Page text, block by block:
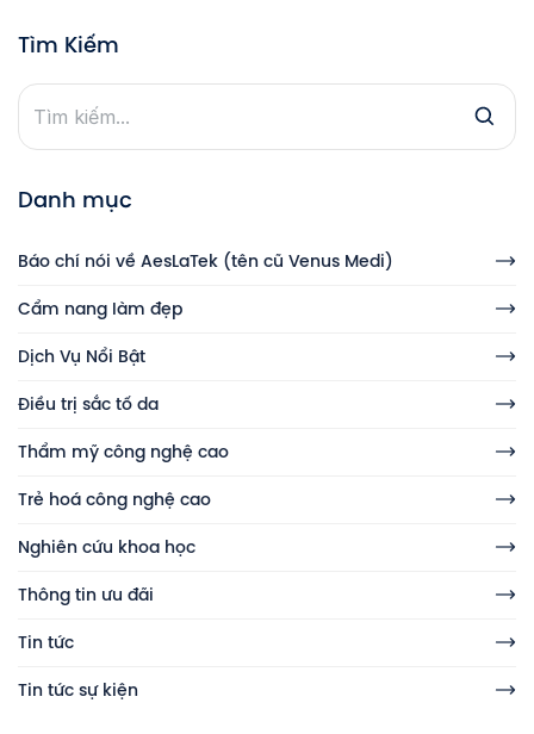
Tìm Kiếm
Danh mục
Báo chí nói về AesLaTek (tên cũ Venus Medi)
Cẩm nang làm đẹp
Dịch Vụ Nổi Bật
Điều trị sắc tố da
Thẩm mỹ công nghệ cao
Trẻ hoá công nghệ cao
Nghiên cứu khoa học
Thông tin ưu đãi
Tin tức
Tin tức sự kiện